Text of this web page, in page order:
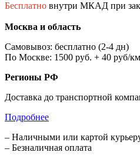
Бесплатно внутри МКАД при
Москва и область
Самовывоз: бесплатно (2-4 дн)
По Москве: 1500 руб. + 40 руб/
Регионы РФ
Доставка до транспортной
Подробнее
– Наличными или картой
– Безналичная оплата